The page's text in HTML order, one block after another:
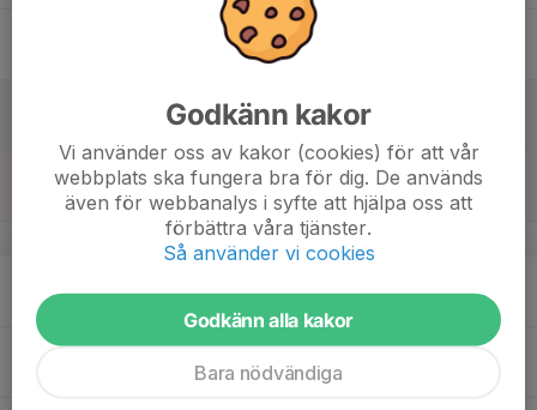
Träning
Strövelstorps A-plan
v.38
Mån
Godkänn kakor
Vi använder oss av kakor (cookies) för att vår
webbplats ska fungera bra för dig. De används
även för webbanalys i syfte att hjälpa oss att
förbättra våra tjänster.
Så använder vi cookies
Godkänn alla kakor
Bara nödvändiga